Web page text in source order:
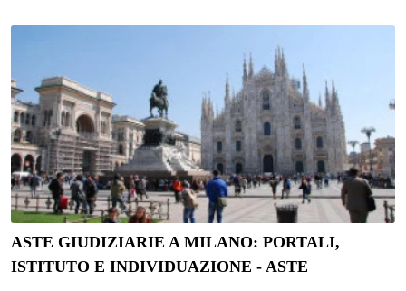
ASTE GIUDIZIARIE A MILANO: PORTALI,
ISTITUTO E INDIVIDUAZIONE - ASTE